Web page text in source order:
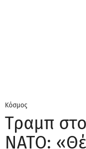
Κόσμος
Τραμπ
ΝΑΤΟ: